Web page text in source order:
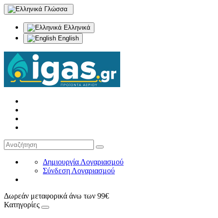
Γλώσσα
Ελληνικά
English
Δημιουργία Λογαριασμού
Σύνδεση Λογαριασμού
Δωρεάν μεταφορικά άνω των 99€
Κατηγορίες